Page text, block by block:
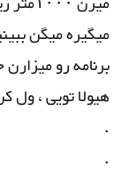
میگیره میگن
برنامه رو
هیولا تویی ، ول
.
.